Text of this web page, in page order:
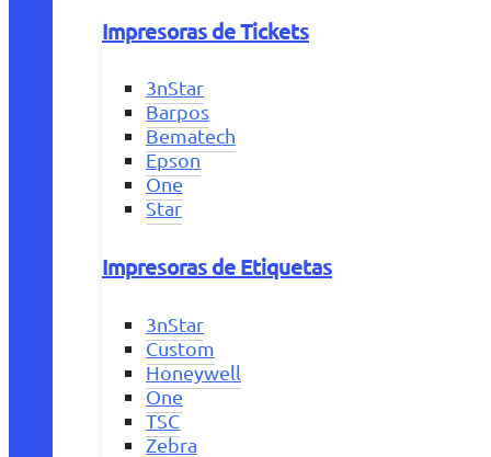
Impresoras de Tickets
3nStar
Barpos
Bematech
Epson
One
Star
Impresoras de Etiquetas
3nStar
Custom
Honeywell
One
TSC
Zebra